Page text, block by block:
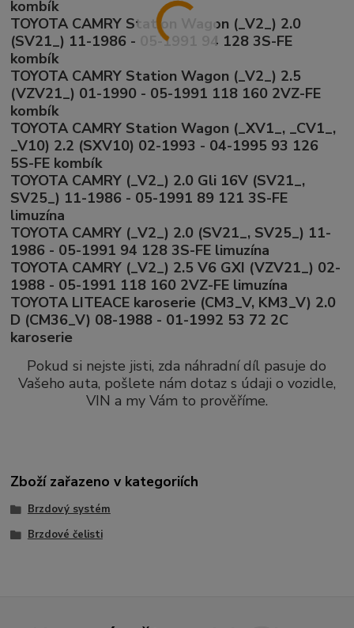
kombík
TOYOTA CAMRY Station Wagon (_V2_) 2.0
(SV21_) 11-1986 - 05-1991 94 128 3S-FE
kombík
TOYOTA CAMRY Station Wagon (_V2_) 2.5
(VZV21_) 01-1990 - 05-1991 118 160 2VZ-FE
kombík
TOYOTA CAMRY Station Wagon (_XV1_, _CV1_,
_V10) 2.2 (SXV10) 02-1993 - 04-1995 93 126
5S-FE kombík
TOYOTA CAMRY (_V2_) 2.0 Gli 16V (SV21_,
SV25_) 11-1986 - 05-1991 89 121 3S-FE
limuzína
TOYOTA CAMRY (_V2_) 2.0 (SV21_, SV25_) 11-
1986 - 05-1991 94 128 3S-FE limuzína
TOYOTA CAMRY (_V2_) 2.5 V6 GXI (VZV21_) 02-
1988 - 05-1991 118 160 2VZ-FE limuzína
TOYOTA LITEACE karoserie (CM3_V, KM3_V) 2.0
D (CM36_V) 08-1988 - 01-1992 53 72 2C
karoserie
Pokud si nejste jisti, zda náhradní díl pasuje do
Vašeho auta, pošlete nám dotaz s údaji o vozidle,
VIN a my Vám to prověříme.
Zboží zařazeno v kategoriích
Brzdový systém
Brzdové čelisti